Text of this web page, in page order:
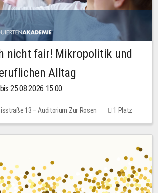
nicht fair! Mikropolitik und
Alltag
25.08.2026 15:00
13 – Auditorium Zur Rosen
1 Platz